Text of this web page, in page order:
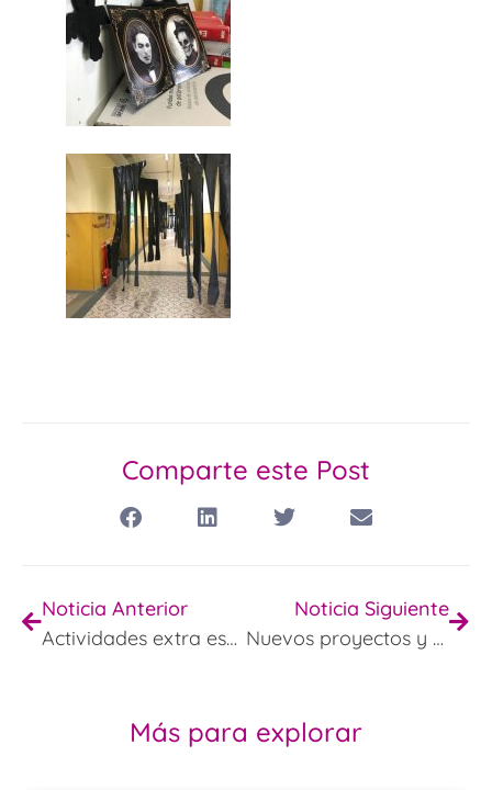
Comparte este Post
Noticia Anterior
Actividades extra escolares curso 19/20
Noticia Siguiente
Nuevos proyectos y documentos de Centro
Más para explorar